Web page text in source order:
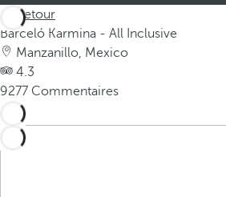
Retour
Barceló Karmina - All Inclusive
Manzanillo, Mexico
4.3
9277 Commentaires